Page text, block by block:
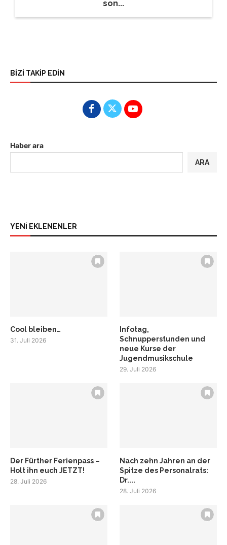
son...
BİZİ TAKİP EDİN
Haber ara
ARA
YENİ EKLENENLER
Cool bleiben…
31. Juli 2026
Infotag,
Schnupperstunden und
neue Kurse der
Jugendmusikschule
29. Juli 2026
Der Fürther Ferienpass –
Holt ihn euch JETZT!
28. Juli 2026
Nach zehn Jahren an der
Spitze des Personalrats:
Dr....
28. Juli 2026